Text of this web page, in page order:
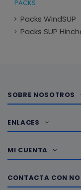
PACKS
Packs WindSUP
Packs SUP
SOBRE NOSOTROS
ENLACES
MI CUENTA
CONTACTA CON